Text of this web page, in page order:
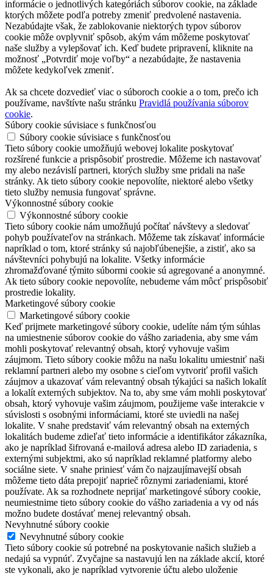
informácie o jednotlivých kategóriách súborov cookie, na základe
ktorých môžete podľa potreby zmeniť predvolené nastavenia.
Nezabúdajte však, že zablokovanie niektorých typov súborov
cookie môže ovplyvniť spôsob, akým vám môžeme poskytovať
naše služby a vylepšovať ich. Keď budete pripravení, kliknite na
možnosť „Potvrdiť moje voľby“ a nezabúdajte, že nastavenia
môžete kedykoľvek zmeniť.
Ak sa chcete dozvedieť viac o súboroch cookie a o tom, prečo ich
používame, navštívte našu stránku Pravidlá používania súborov
cookie.
Súbory cookie súvisiace s funkčnosťou
Súbory cookie súvisiace s funkčnosťou
Tieto súbory cookie umožňujú webovej lokalite poskytovať
rozšírené funkcie a prispôsobiť prostredie. Môžeme ich nastavovať
my alebo nezávislí partneri, ktorých služby sme pridali na naše
stránky. Ak tieto súbory cookie nepovolíte, niektoré alebo všetky
tieto služby nemusia fungovať správne.
Výkonnostné súbory cookie
Výkonnostné súbory cookie
Tieto súbory cookie nám umožňujú počítať návštevy a sledovať
pohyb používateľov na stránkach. Môžeme tak získavať informácie
napríklad o tom, ktoré stránky sú najobľúbenejšie, a zistiť, ako sa
návštevníci pohybujú na lokalite. Všetky informácie
zhromažďované týmito súbormi cookie sú agregované a anonymné.
Ak tieto súbory cookie nepovolíte, nebudeme vám môcť prispôsobiť
prostredie lokality.
Marketingové súbory cookie
Marketingové súbory cookie
Keď prijmete marketingové súbory cookie, udelíte nám tým súhlas
na umiestnenie súborov cookie do vášho zariadenia, aby sme vám
mohli poskytovať relevantný obsah, ktorý vyhovuje vašim
záujmom. Tieto súbory cookie môžu na našu lokalitu umiestniť naši
reklamní partneri alebo my osobne s cieľom vytvoriť profil vašich
záujmov a ukazovať vám relevantný obsah týkajúci sa našich lokalít
a lokalít externých subjektov. Na to, aby sme vám mohli poskytovať
obsah, ktorý vyhovuje vašim záujmom, použijeme vaše interakcie v
súvislosti s osobnými informáciami, ktoré ste uviedli na našej
lokalite. V snahe predstaviť vám relevantný obsah na externých
lokalitách budeme zdieľať tieto informácie a identifikátor zákazníka,
ako je napríklad šifrovaná e-mailová adresa alebo ID zariadenia, s
externými subjektmi, ako sú napríklad reklamné platformy alebo
sociálne siete. V snahe priniesť vám čo najzaujímavejší obsah
môžeme tieto dáta prepojiť naprieč rôznymi zariadeniami, ktoré
používate. Ak sa rozhodnete neprijať marketingové súbory cookie,
neumiestnime tieto súbory cookie do vášho zariadenia a vy od nás
možno budete dostávať menej relevantný obsah.
Nevyhnutné súbory cookie
Nevyhnutné súbory cookie
Tieto súbory cookie sú potrebné na poskytovanie našich služieb a
nedajú sa vypnúť. Zvyčajne sa nastavujú len na základe akcií, ktoré
ste vykonali, ako je napríklad vytvorenie účtu alebo uloženie